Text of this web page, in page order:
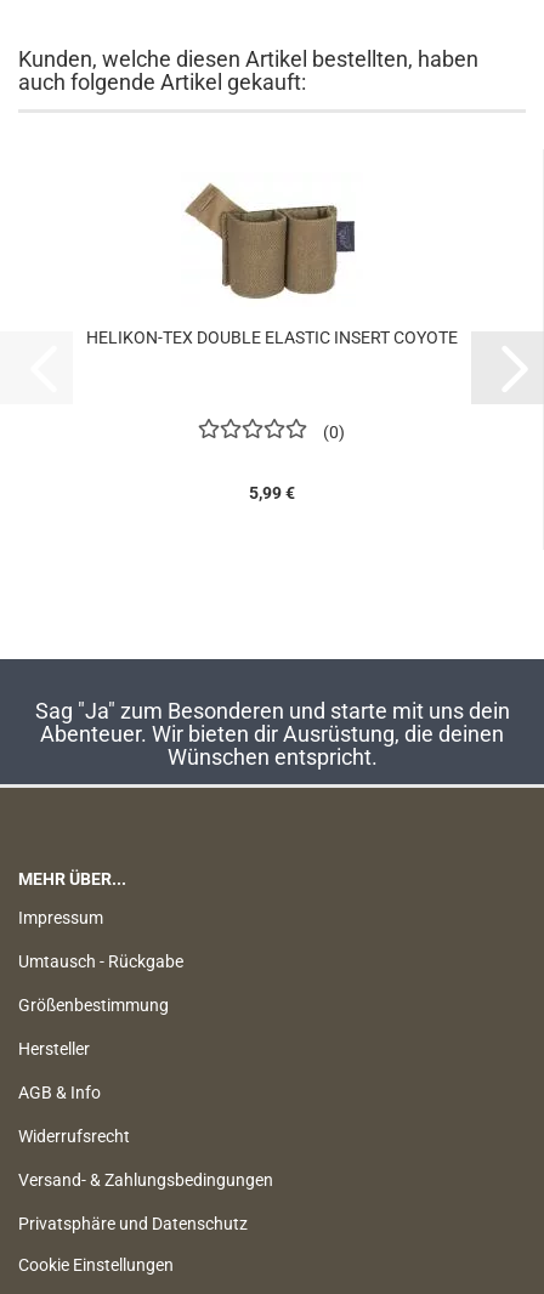
Kunden, welche diesen Artikel bestellten, haben
auch folgende Artikel gekauft:
HELIKON-TEX DOUBLE ELASTIC INSERT COYOTE
0
5,99 €
Sag "Ja" zum Besonderen und starte mit uns dein
Abenteuer. Wir bieten dir Ausrüstung, die deinen
Wünschen entspricht.
MEHR ÜBER...
Impressum
Umtausch - Rückgabe
Größenbestimmung
Hersteller
AGB & Info
Widerrufsrecht
Versand- & Zahlungsbedingungen
Privatsphäre und Datenschutz
Cookie Einstellungen